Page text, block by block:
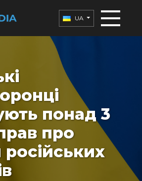
UA
понад 3
про